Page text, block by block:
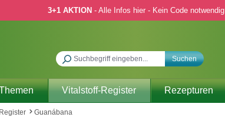
3+1 AKTION - Alle Infos hier - Kein Code notwendig
Suchen
Vitalstoff-Register Rezepturen
Guanábana